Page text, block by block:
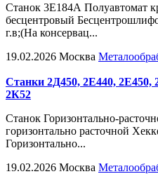
Станок 3Е184А Полуавтомат
бесцентровый
г.в;(На консервац...
19.02.2026 Москва
Станки 2Д450, 2Е440,
2К52
Станок Горизонтально-
горизонтально расточной
Горизонтально...
19.02.2026 Москва